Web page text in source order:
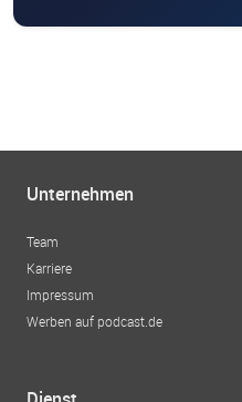
Unternehmen
Team
Karriere
Impressum
Werben auf podcast.de